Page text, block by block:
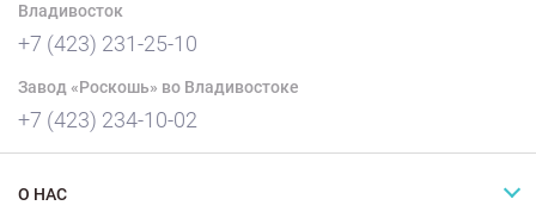
Владивосток
+7 (423) 231-25-10
Завод «Роскошь» во Владивостоке
+7 (423) 234-10-02
О НАС